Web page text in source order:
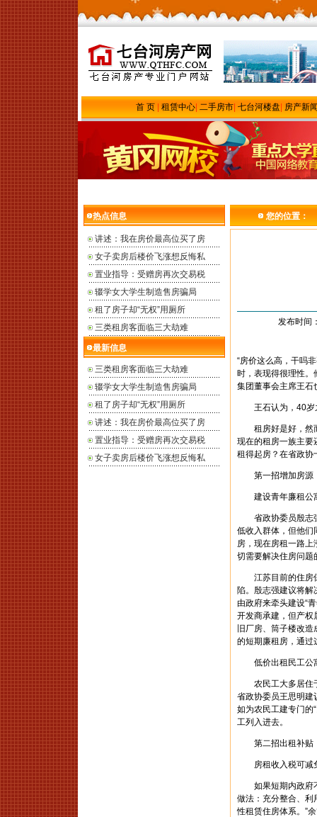
首 页| 租赁中心| 二手房市| 七台河楼盘 房产新
热点信息
讲述：我在房价最高位买了房
女子卖房后楼价飞涨想反悔私
置业指导：受赠房再次交易税
辍学女大学生制造售房骗局
租了房子却“无权”用厕所
三类租房客面临三大劫难
最新信息
三类租房客面临三大劫难
辍学女大学生制造售房骗局
租了房子却“无权”用厕所
讲述：我在房价最高位买了房
置业指导：受赠房再次交易税
女子卖房后楼价飞涨想反悔私
您的位置：
发布时间
“房价这么高，干吗
时，表现得很理性
集团董事会主席王石
王石认为，40岁之
租房好是好，然而
现在的租房一族主要
租得起房？在省政协
第一招增加房源
建设青年廉租公
省政协委员殷志强
低收入群体，但他们
房，现在房租一路
切需要解决住房问题
江苏目前的住房保
陷。殷志强建议将
由政府来牵头建设“
开发商承建，但产权
旧厂房、筒子楼改
的短期廉租房，通过
低价出租民工公
农民工大多居住于
省政协委员王思明建
如为农民工建专门的
工列入进去。
第二招出租补贴
房租收入税可减
如果短期内政府不
做法：充分整合、利
性租赁住房体系。”